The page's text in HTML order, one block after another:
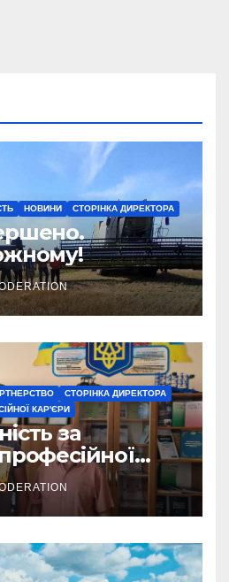
НОВИНИ СТОРІНКА ДИРЕКТОРА
СТОРІНКА ДИРЕКТОРА
КАР'ЄРИ
за